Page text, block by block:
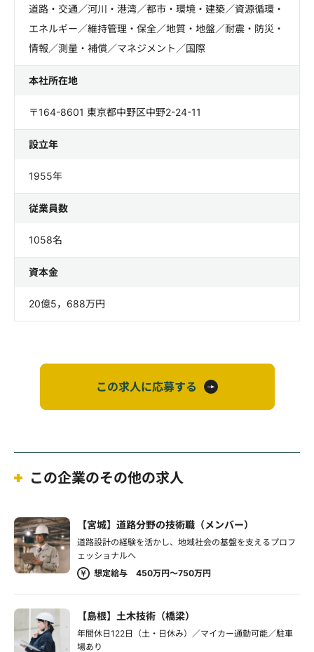
道路・交通／河川・港湾／都市・環境・建築／資源循環・
エネルギー／維持管理・保全／地質・地盤／耐震・防災・
情報／測量・補償／マネジメント／国際
本社所在地
〒164-8601 東京都中野区中野2-24-11
設立年
1955年
従業員数
1058名
資本金
20億5，688万円
この求人に応募する
この企業のその他の求人
【宮城】道路分野の技術職（メンバー）
道路設計の経験を活かし、地域社会の基盤を支えるプロフ
ェッショナルへ
想定給与 450万円～750万円
【島根】土木技術（橋梁）
年間休日122日（土・日休み）／マイカー通勤可能／駐車
場あり